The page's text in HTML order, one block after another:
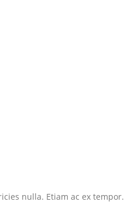
nulla. Etiam ac ex tempor.